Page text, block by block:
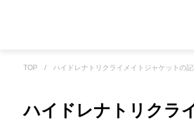
TOP / ハイドレナトリクライメイトジャケットの
ハイドレナトリクラ